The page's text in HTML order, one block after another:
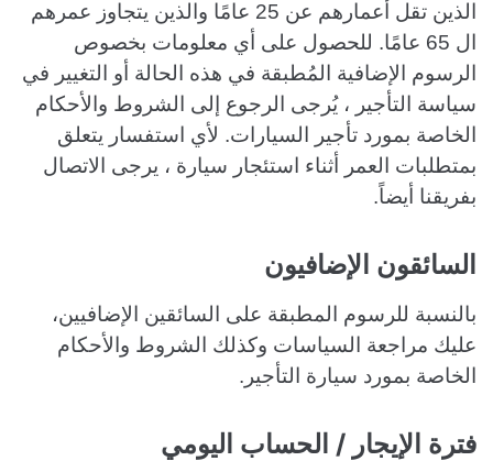
الذين تقل أعمارهم عن 25 عامًا والذين يتجاوز عمرهم
ال 65 عامًا. للحصول على أي معلومات بخصوص
الرسوم الإضافية المُطبقة في هذه الحالة أو التغيير في
سياسة التأجير ، يُرجى الرجوع إلى الشروط والأحكام
الخاصة بمورد تأجير السيارات. لأي استفسار يتعلق
بمتطلبات العمر أثناء استئجار سيارة ، يرجى الاتصال
بفريقنا أيضاً.
السائقون الإضافيون
بالنسبة للرسوم المطبقة على السائقين الإضافيين،
عليك مراجعة السياسات وكذلك الشروط والأحكام
الخاصة بمورد سيارة التأجير.
فترة الإيجار / الحساب اليومي